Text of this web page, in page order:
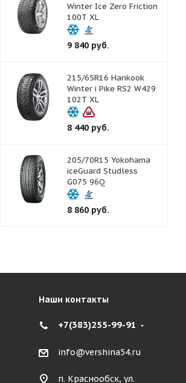
Winter Ice Zero Friction
100T XL
9 840руб.
215/65R16 Hankook
Winter i Pike RS2 W429
102T XL
8 440руб.
205/70R15 Yokohama
iceGuard Studless
G075 96Q
8 860руб.
Наши контакты
+7(383)255-99-91
info@vershina54.ru
п. Краснообск, ул.